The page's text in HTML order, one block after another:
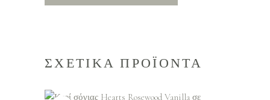
ΣΧΕΤΙΚΑ ΠΡΟΪΟΝΤΑ
ΔΙΑΒΑΣΤΕ